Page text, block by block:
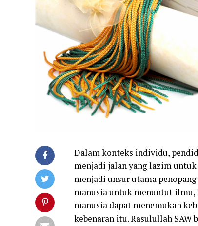
Dalam konteks individu,
menjadi jalan yang lazim
menjadi unsur utama
manusia untuk menuntut ilmu,
manusia dapat menemukan
kebenaran itu. Rasulullah SAW